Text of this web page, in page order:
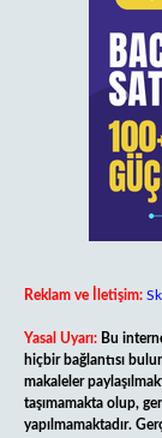
Reklam ve İletişim:
Yasal Uyarı: Bu
hiçbir bağlantısı
makaleler
taşımamakta olup,
yapılmamaktadır.